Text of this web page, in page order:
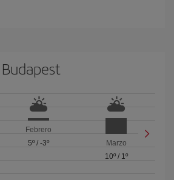
Febrero
5º/ -3º
Marzo
10º/ 1º